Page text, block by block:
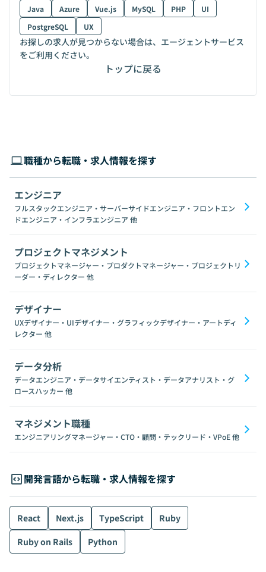
Java
Azure Vue.js MySQL PHP
UI
PostgreSQL
UX
お探しの求人が見つからない場合は、エージェントサービス
をご利用ください。
トップに戻る
職種から転職・求人情報を探す
エンジニア
フルスタックエンジニア・サーバーサイドエンジニア・フロントエン
ドエンジニア・インフラエンジニア 他
プロジェクトマネジメント
プロジェクトマネージャー・プロダクトマネージャー・プロジェクトリ
ーダー・ディレクター 他
デザイナー
UXデザイナー・UIデザイナー・グラフィックデザイナー・アートディ
レクター 他
データ分析
データエンジニア・データサイエンティスト・データアナリスト・グ
ロースハッカー 他
マネジメント職種
エンジニアリングマネージャー・CTO・顧問・テックリード・VPoE他
開発言語から転職・求人情報を探す
React Next.js TypeScript
Ruby
Ruby on Rails
Python